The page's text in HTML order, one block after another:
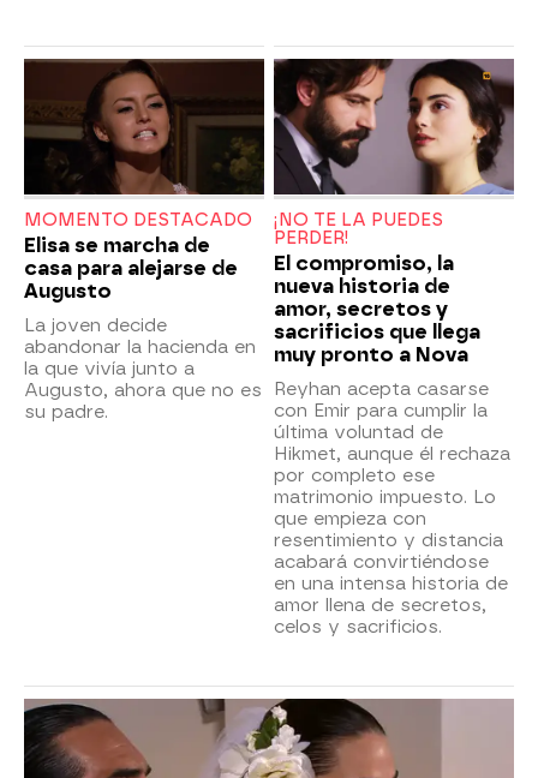
MOMENTO DESTACADO
Elisa se marcha de
casa para alejarse de
Augusto
La joven decide
abandonar la hacienda en
la que vivía junto a
Augusto, ahora que no es
su padre.
¡NO TE LA PUEDES
PERDER!
El compromiso, la
nueva historia de
amor, secretos y
sacrificios que llega
muy pronto a Nova
Reyhan acepta casarse
con Emir para cumplir la
última voluntad de
Hikmet, aunque él rechaza
por completo ese
matrimonio impuesto. Lo
que empieza con
resentimiento y distancia
acabará convirtiéndose
en una intensa historia de
amor llena de secretos,
celos y sacrificios.